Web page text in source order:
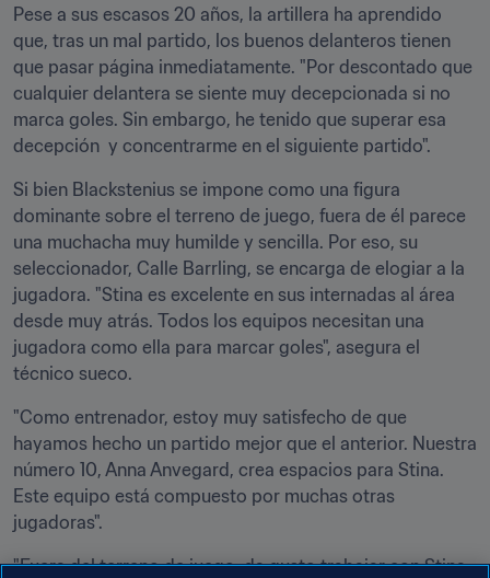
Pese a sus escasos 20 años, la artillera ha aprendido
que, tras un mal partido, los buenos delanteros tienen
que pasar página inmediatamente. "Por descontado que
cualquier delantera se siente muy decepcionada si no
marca goles. Sin embargo, he tenido que superar esa
decepción  y concentrarme en el siguiente partido".
Si bien Blackstenius se impone como una figura
dominante sobre el terreno de juego, fuera de él parece
una muchacha muy humilde y sencilla. Por eso, su
seleccionador, Calle Barrling, se encarga de elogiar a la
jugadora. "Stina es excelente en sus internadas al área
desde muy atrás. Todos los equipos necesitan una
jugadora como ella para marcar goles", asegura el
técnico sueco.
"Como entrenador, estoy muy satisfecho de que
hayamos hecho un partido mejor que el anterior. Nuestra
número 10, Anna Anvegard, crea espacios para Stina.
Este equipo está compuesto por muchas otras
jugadoras".
"Fuera del terreno de juego, da gusto trabajar con Stina,